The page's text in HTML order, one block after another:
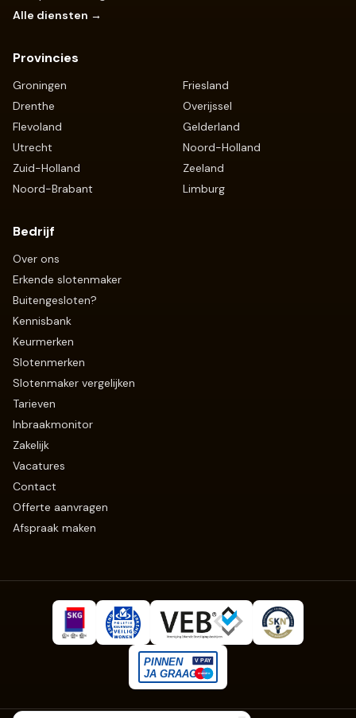
Alle diensten →
Provincies
Groningen
Friesland
Drenthe
Overijssel
Flevoland
Gelderland
Utrecht
Noord-Holland
Zuid-Holland
Zeeland
Noord-Brabant
Limburg
Bedrijf
Over ons
Erkende slotenmaker
Buitengesloten?
Kennisbank
Keurmerken
Slotenmerken
Slotenmaker vergelijken
Tarieven
Inbraakmonitor
Zakelijk
Vacatures
Contact
Offerte aanvragen
Afspraak maken